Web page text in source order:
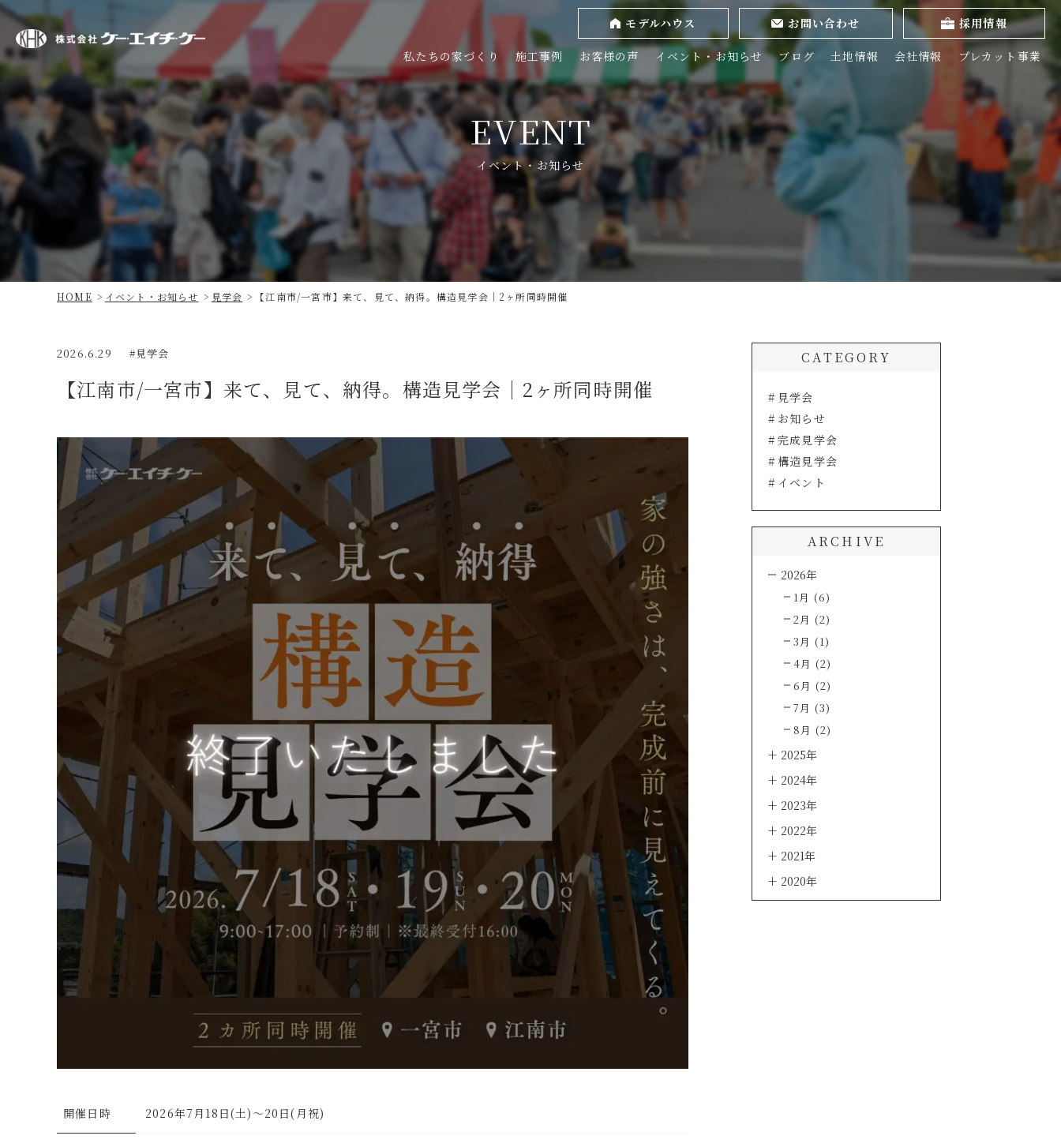
株
式
会
社
ケ
ー・
エ
イ
チ・
ケ
ー
モデルハウス お問い合わせ 採用情報
私たちの家づくり 施工事例 お客様の声 イベント・お知らせ ブログ 土地情報 会社情報 プレカット事業
EVENT
イベント・お知らせ
HOME イベント・お知らせ 見学会 【江南市/一宮市】来て、見て、納得。構造見学会｜2ヶ所同時開催
2026.6.29 見学会
【江南市/一宮市】来て、見て、納得。構造見学会｜2ヶ所同時開催
開催日時 2026年7月18日(土)〜20日(月祝)
CATEGORY
見学会
お知らせ
完成見学会
構造見学会
イベント
ARCHIVE
2026年
1月 (6)
2月 (2)
3月 (1)
4月 (2)
6月 (2)
7月 (3)
8月 (2)
2025年
2024年
2023年
2022年
2021年
2020年